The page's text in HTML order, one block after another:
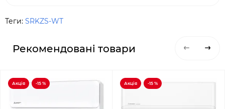
Теги: SRKZS-WT
Рекомендовані товари
Акція -15 % Акція -15 %